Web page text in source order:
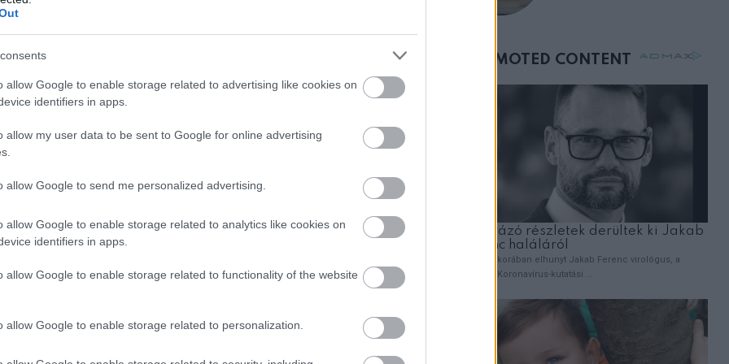
allow Google to enable storage related to advertising like cookies on
identifiers in apps.
allow my user data to be sent to Google for online advertising
allow Google to send me personalized advertising.
allow Google to enable storage related to analytics like cookies on
identifiers in apps.
allow Google to enable storage related to functionality of the website
allow Google to enable storage related to personalization.
mondanak ezt azt.”
maradt velünk.
mellettem ült az első